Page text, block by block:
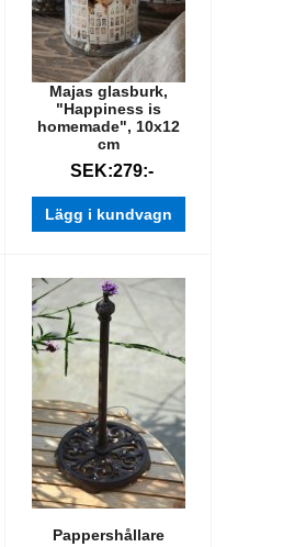
Majas glasburk,
"Happiness is
homemade", 10x12
cm
SEK:279:-
Lägg i kundvagn
Pappershållare